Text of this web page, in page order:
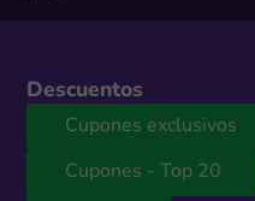
Descuentos
Cupones exclusivos
Cupones - Top 20